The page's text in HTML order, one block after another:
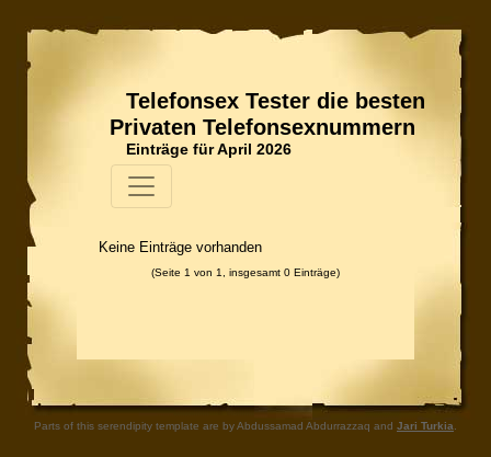
Telefonsex Tester die besten
Privaten Telefonsexnummern
Einträge für April 2026
Keine Einträge vorhanden
(Seite 1 von 1, insgesamt 0 Einträge)
Parts of this serendipity template are by Abdussamad Abdurrazzaq and Jari Turkia